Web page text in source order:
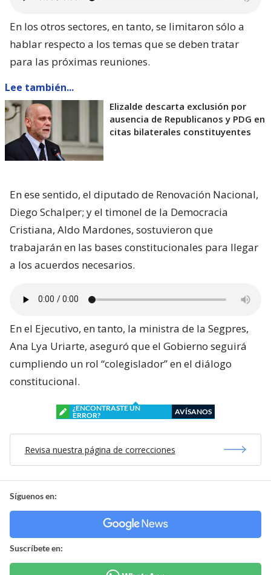
En los otros sectores, en tanto, se limitaron sólo a
hablar respecto a los temas que se deben tratar
para las próximas reuniones.
Lee también...
Elizalde descarta exclusión por
ausencia de Republicanos y PDG en
citas bilaterales constituyentes
En ese sentido, el diputado de Renovación Nacional,
Diego Schalper; y el timonel de la Democracia
Cristiana, Aldo Mardones, sostuvieron que
trabajarán en las bases constitucionales para llegar
a los acuerdos necesarios.
En el Ejecutivo, en tanto, la ministra de la Segpres,
Ana Lya Uriarte, aseguró que el Gobierno seguirá
cumpliendo un rol “colegislador” en el diálogo
constitucional.
¿ENCONTRASTE UN
ERROR?
AVÍSANOS
Revisa nuestra página de correcciones
Síguenos en:
Suscríbete en: